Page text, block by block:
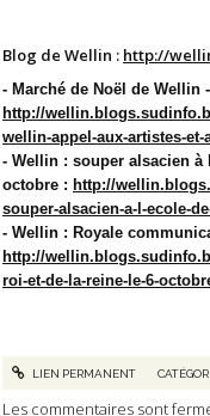
Blog de Wellin : http://
- Marché de Noël de Wellin
http://
wellin-appel-aux-artistes-et-
- Wellin : souper alsacien à
octobre : http://
souper-alsacien-a-l-ecole-
- Wellin : Royale
http://
roi-et-de-la-reine-le-6-
LIEN PERMANENT
Les commentaires sont